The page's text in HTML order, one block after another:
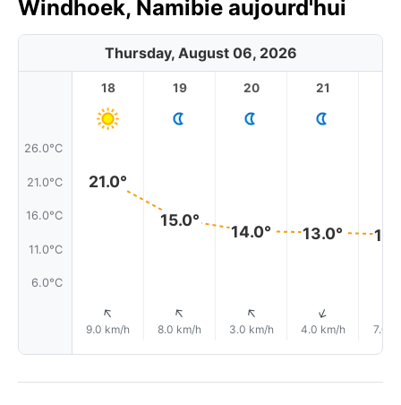
Windhoek, Namibie aujourd'hui
Thursday, August 06, 2026
26.0°C
21.0°C
16.0°C
11.0°C
6.0°C
18
21.0°
↑
9.0 km/h
19
15.0°
↑
8.0 km/h
20
14.0°
↑
3.0 km/h
21
13.0°
↑
4.0 km/h 7.0